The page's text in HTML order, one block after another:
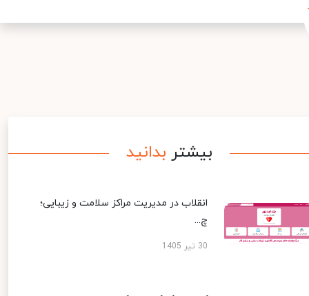
بیشتر بدانید
انقلاب در مدیریت مراکز سلامت و زیبایی؛
چ...
30 تیر 1405